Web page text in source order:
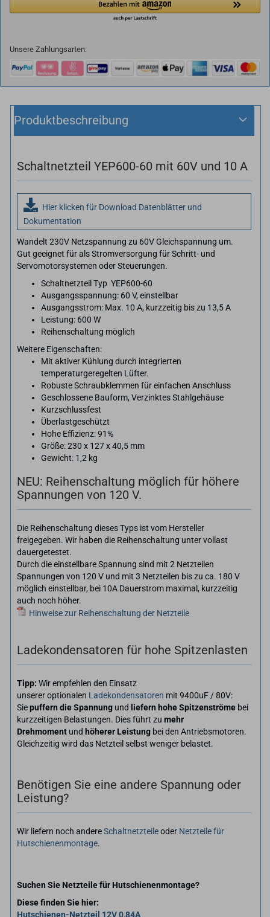
Unsere Zahlungsarten:
Produktbeschreibung
Schaltnetzteil YEP600-60 mit 60V und 10 A
Hier klicken für Download Datenblätter und
Dokumentation
Wandelt 230V Netzspannung zu 60V Gleichspannung um.
Gut geeignet für als Stromversorgung für Schritt- und
Servomotorsystemen oder Steuerungen.
Schaltnetzteil Typ YEP600-60
Ausgangsspannung: 60 V, einstellbar
Ausgangsstrom: Max. 10 A, kurzzeitig bis zu 13,5 A
Leistung: 600 W
Reihenschaltung möglich
Weitere Eigenschaften:
Mit aktiver Kühlung durch integrierten
temperaturgeregelten Lüfter.
Robuste Schraubklemmen für einfachen Anschluss
Geschlossene Bauform, Verzinktes Stahlgehäuse
Kurzschlussfest
Überlastgeschützt
Hohe Effizienz: 91%
Größe: 230 x 127 x 40,5 mm
Gewicht: 1,2 kg
NEU: Reihenschaltung möglich für höhere
Spannungen von 120 V.
Die Reihenschaltung dieses Typs ist vom Hersteller
freigegeben. Wir haben die Reihenschaltung unter vollast
dauergetestet.
Durch die einstellbare Spannung sind mit 2 Netzteilen
Spannungen von 120 V und mit 3 Netzteilen bis zu ca. 180 V
möglich einstellbar, bei 10A Dauerstrom maximal, kurzzeitig
auch noch höher.
Hinweise zur Reihenschaltung der Netzteile
Ladekondensatoren für hohe Spitzenlasten
Tipp: Wir empfehlen den Einsatz
unserer optionalen Ladekondensatoren mit 9400uF / 80V:
Siepuffern die Spannung und liefern hohe Spitzenströme bei
kurzzeitigen Belastungen. Dies führt zu mehr
Drehmoment und höherer Leistung bei den Antriebsmotoren.
Gleichzeitig wird das Netzteil selbst weniger belastet.
Benötigen Sie eine andere Spannung oder
Leistung?
Wir liefern noch andereSchaltnetzteileoder Netzteile für
Hutschienenmontage.
Suchen Sie Netzteile für Hutschienenmontage?
Diese finden Sie hier:
Hutschienen-​​Netzteil 12V 0,84A